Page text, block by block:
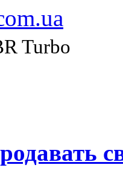
Turbo